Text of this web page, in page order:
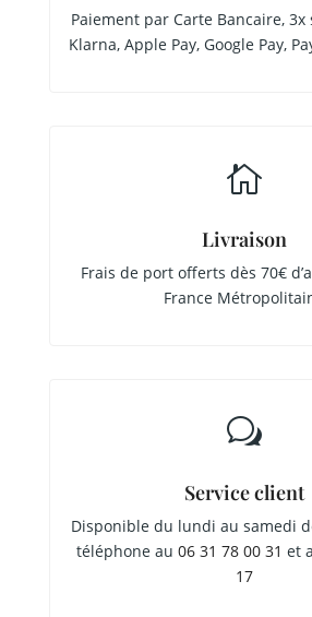
Paiement par Carte Bancaire, 3x
Klarna, Apple Pay, Google Pay,

Livraison
Frais de port offerts dès 70€
France
w
Service client
Disponible du lundi au samedi
téléphone au06 31 78 00 31 et
17